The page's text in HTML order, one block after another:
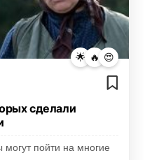
🌟 🔥 😍
сделали
пойти на многие